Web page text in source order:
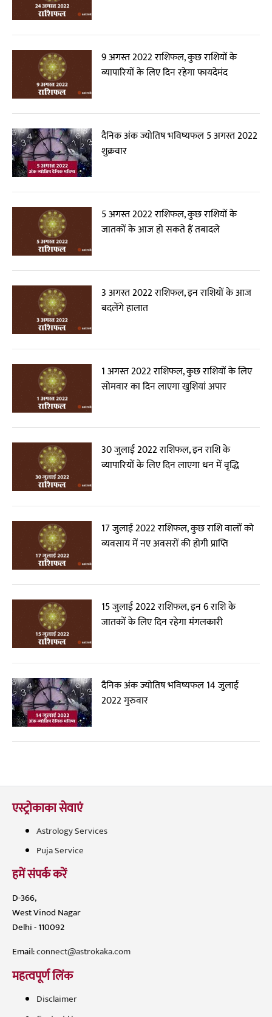
9 अगस्त 2022 राशिफल, कुछ राशियों के
व्यापारियों के लिए दिन रहेगा फायदेमंद
दैनिक अंक ज्योतिष भविष्यफल 5 अगस्त 2022
शुक्रवार
5 अगस्त 2022 राशिफल, कुछ राशियों के
जातकों के आज हो सकते हैं तबादले
3 अगस्त 2022 राशिफल, इन राशियों के आज
बदलेंगे हालात
1 अगस्त 2022 राशिफल, कुछ राशियों के लिए
सोमवार का दिन लाएगा खुशियां अपार
30 जुलाई 2022 राशिफल, इन राशि के
व्यापारियों के लिए दिन लाएगा धन में वृद्धि
17 जुलाई 2022 राशिफल, कुछ राशि वालों को
व्यवसाय में नए अवसरों की होगी प्राप्ति
15 जुलाई 2022 राशिफल, इन 6 राशि के
जातकों के लिए दिन रहेगा मंगलकारी
दैनिक अंक ज्योतिष भविष्यफल 14 जुलाई
2022 गुरुवार
एस्ट्रोकाका सेवाएं
Astrology Services
Puja Service
हमें संपर्क करें
D-366,
West Vinod Nagar
Delhi - 110092
Email:connect@astrokaka.com
महत्वपूर्ण लिंक
Disclaimer